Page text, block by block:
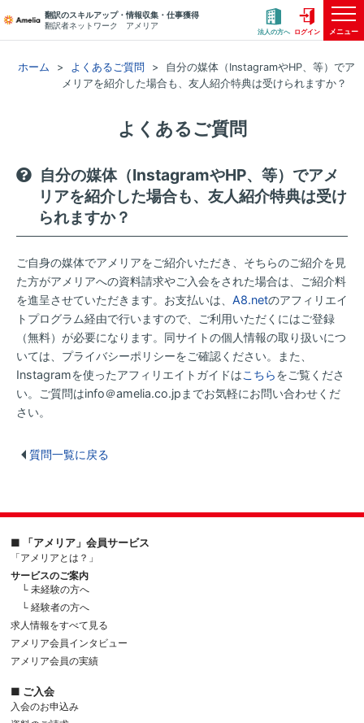
翻訳のスキルアップ・情報収集・仕事獲得
翻訳者ネットワーク アメリア
法人の方へ ログイン メニュー
ホーム よくあるご質問
自分の媒体（InstagramやHP、等）でア
メリアを紹介した場合も、友人紹介特典は受けられますか？
よくあるご質問
自分の媒体（InstagramやHP、等）でアメ
リアを紹介した場合も、友人紹介特典は受け
られますか？
ご自身の媒体でアメリアをご紹介いただき、そちらのご紹介を見
た方がアメリアへの資料請求やご入会をされた場合は、ご紹介料
を進呈させていただきます。お支払いは、 A8.netのアフィリエイ
トプログラム経由で行いますので、ご利用いただくにはご登録
（無料）が必要になります。同サイトの個人情報の取り扱いにつ
いては、プライバシーポリシーをご確認ください。また、
Instagramを使ったアフィリエイトガイドはこちらをご覧くださ
い。ご質問はinfo＠amelia.co.jpまでお気軽にお問い合わせくだ
さい。
質問一覧に戻る
■ 「アメリア」会員サービス
「アメリアとは？」
サービスのご案内
└ 未経験の方へ
└ 経験者の方へ
求人情報をすべて見る
アメリア会員インタビュー
アメリア会員の実績
■ ご入会
入会のお申込み